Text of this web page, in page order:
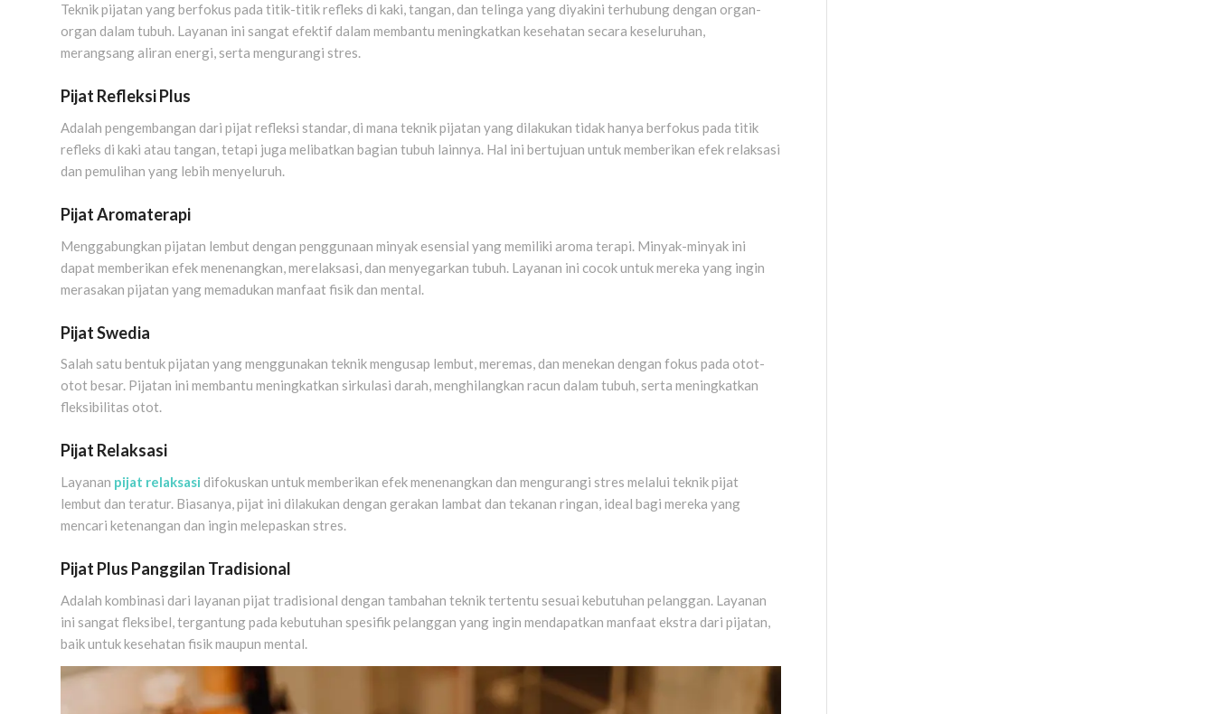
Teknik pijatan yang berfokus pada titik-titik refleks di kaki, tangan, dan telinga yang diyakini terhubung dengan organ-
organ dalam tubuh. Layanan ini sangat efektif dalam membantu meningkatkan kesehatan secara keseluruhan,
merangsang aliran energi, serta mengurangi stres.
Pijat Refleksi Plus
Adalah pengembangan dari pijat refleksi standar, di mana teknik pijatan yang dilakukan tidak hanya berfokus pada titik
refleks di kaki atau tangan, tetapi juga melibatkan bagian tubuh lainnya. Hal ini bertujuan untuk memberikan efek relaksasi
dan pemulihan yang lebih menyeluruh.
Pijat Aromaterapi
Menggabungkan pijatan lembut dengan penggunaan minyak esensial yang memiliki aroma terapi. Minyak-minyak ini
dapat memberikan efek menenangkan, merelaksasi, dan menyegarkan tubuh. Layanan ini cocok untuk mereka yang ingin
merasakan pijatan yang memadukan manfaat fisik dan mental.
Pijat Swedia
Salah satu bentuk pijatan yang menggunakan teknik mengusap lembut, meremas, dan menekan dengan fokus pada otot-
otot besar. Pijatan ini membantu meningkatkan sirkulasi darah, menghilangkan racun dalam tubuh, serta meningkatkan
fleksibilitas otot.
Pijat Relaksasi
Layanan pijat relaksasi difokuskan untuk memberikan efek menenangkan dan mengurangi stres melalui teknik pijat
lembut dan teratur. Biasanya, pijat ini dilakukan dengan gerakan lambat dan tekanan ringan, ideal bagi mereka yang
mencari ketenangan dan ingin melepaskan stres.
Pijat Plus Panggilan Tradisional
Adalah kombinasi dari layanan pijat tradisional dengan tambahan teknik tertentu sesuai kebutuhan pelanggan. Layanan
ini sangat fleksibel, tergantung pada kebutuhan spesifik pelanggan yang ingin mendapatkan manfaat ekstra dari pijatan,
baik untuk kesehatan fisik maupun mental.